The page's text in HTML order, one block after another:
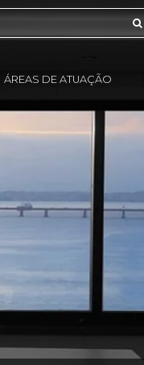
ÁREAS DE ATUAÇÃO